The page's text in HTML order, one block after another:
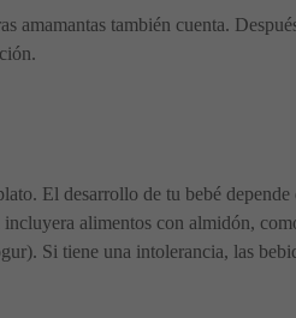
amamantas también cuenta.
El desarrollo de tu bebé
alimentos con almidón,
Si tiene una intolerancia, las